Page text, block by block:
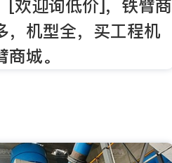
[欢迎询低价]，铁臂商
，机型全，买工程机
城。